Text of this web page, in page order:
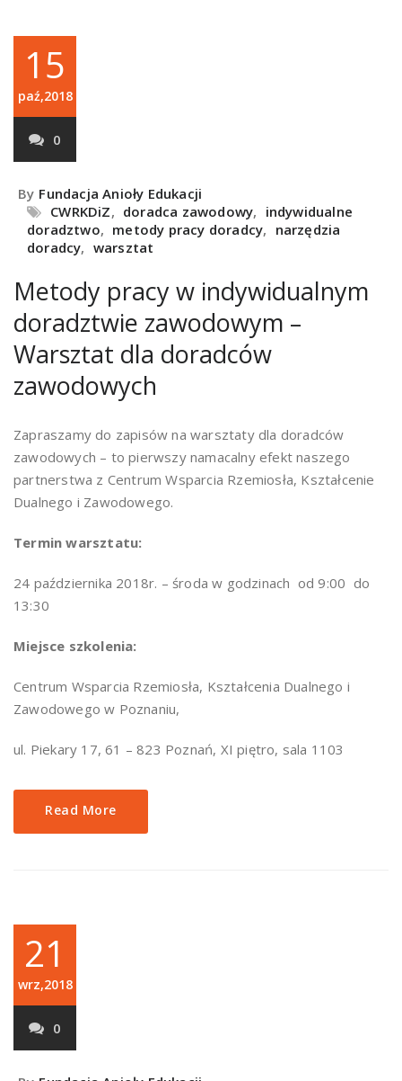
15
paź,2018
0
By Fundacja Anioły Edukacji
CWRKDiZ, doradca zawodowy, indywidualne
doradztwo, metody pracy doradcy, narzędzia
doradcy, warsztat
Metody pracy w indywidualnym
doradztwie zawodowym –
Warsztat dla doradców
zawodowych
Zapraszamy do zapisów na warsztaty dla doradców
zawodowych – to pierwszy namacalny efekt naszego
partnerstwa z Centrum Wsparcia Rzemiosła, Kształcenie
Dualnego i Zawodowego.
Termin warsztatu:
24 października 2018r. – środa w godzinach od 9:00 do
13:30
Miejsce szkolenia:
Centrum Wsparcia Rzemiosła, Kształcenia Dualnego i
Zawodowego w Poznaniu,
ul. Piekary 17, 61 – 823 Poznań, XI piętro, sala 1103
Read More
21
wrz,2018
0